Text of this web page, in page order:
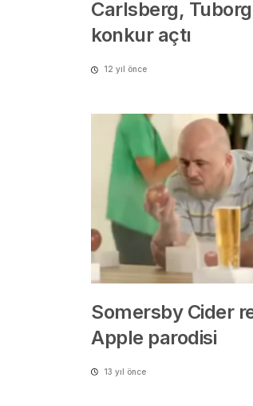
Carlsberg,
konkur açtı
12 yıl önce
Somersby Cider
Apple parodisi
13 yıl önce